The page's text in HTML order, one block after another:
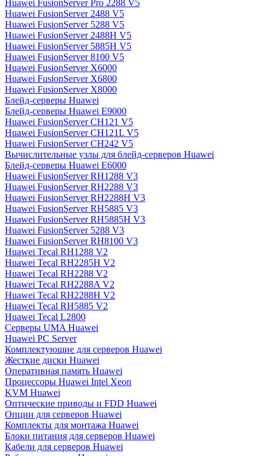
Huawei FusionServer Pro 2288 V5
Huawei FusionServer 2488 V5
Huawei FusionServer 5288 V5
Huawei FusionServer 2488H V5
Huawei FusionServer 5885H V5
Huawei FusionServer 8100 V5
Huawei FusionServer X6000
Huawei FusionServer X6800
Huawei FusionServer X8000
Блейд-серверы Huawei
Блейд-серверы Huawei E9000
Huawei FusionServer CH121 V5
Huawei FusionServer CH121L V5
Huawei FusionServer CH242 V5
Вычислительные узлы для блейд-серверов Huawei
Блейд-серверы Huawei E6000
Huawei FusionServer RH1288 V3
Huawei FusionServer RH2288 V3
Huawei FusionServer RH2288H V3
Huawei FusionServer RH5885 V3
Huawei FusionServer RH5885H V3
Huawei FusionServer 5288 V3
Huawei FusionServer RH8100 V3
Huawei Tecal RH1288 V2
Huawei Tecal RH2285H V2
Huawei Tecal RH2288 V2
Huawei Tecal RH2288A V2
Huawei Tecal RH2288H V2
Huawei Tecal RH5885 V2
Huawei Tecal L2800
Серверы UMA Huawei
Huawei PC Server
Комплектующие для серверов Huawei
Жесткие диски Huawei
Оперативная память Huawei
Процессоры Huawei Intel Xeon
KVM Huawei
Оптические приводы и FDD Huawei
Опции для серверов Huawei
Комплекты для монтажа Huawei
Блоки питания для серверов Huawei
Кабели для серверов Huawei